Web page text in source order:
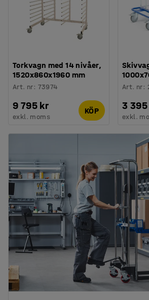
Torkvagn med 14 nivåer,
1520x860x1960 mm
Art. nr: 73974
9 795 kr
exkl. moms
KÖP
Art. nr:
3
exkl.